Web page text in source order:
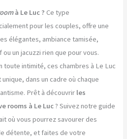
à Le Luc ? Ce type
pour les couples, offre une
élégantes, ambiance tamisée,
un jacuzzi rien que pour vous.
toute intimité, ces chambres à Le Luc
dans un cadre où chaque
Prêt à découvrir les
rooms à Le Luc? Suivez notre guide
où vous pourrez savourer des
détente, et faites de votre